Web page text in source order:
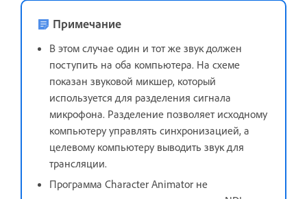
Примечание
В этом случае один и тот же звук должен
поступить на оба компьютера. На схеме
показан звуковой микшер, который
используется для разделения сигнала
микрофона. Разделение позволяет исходному
компьютеру управлять синхронизацией, а
целевому компьютеру выводить звук для
трансляции.
Программа Character Animator не